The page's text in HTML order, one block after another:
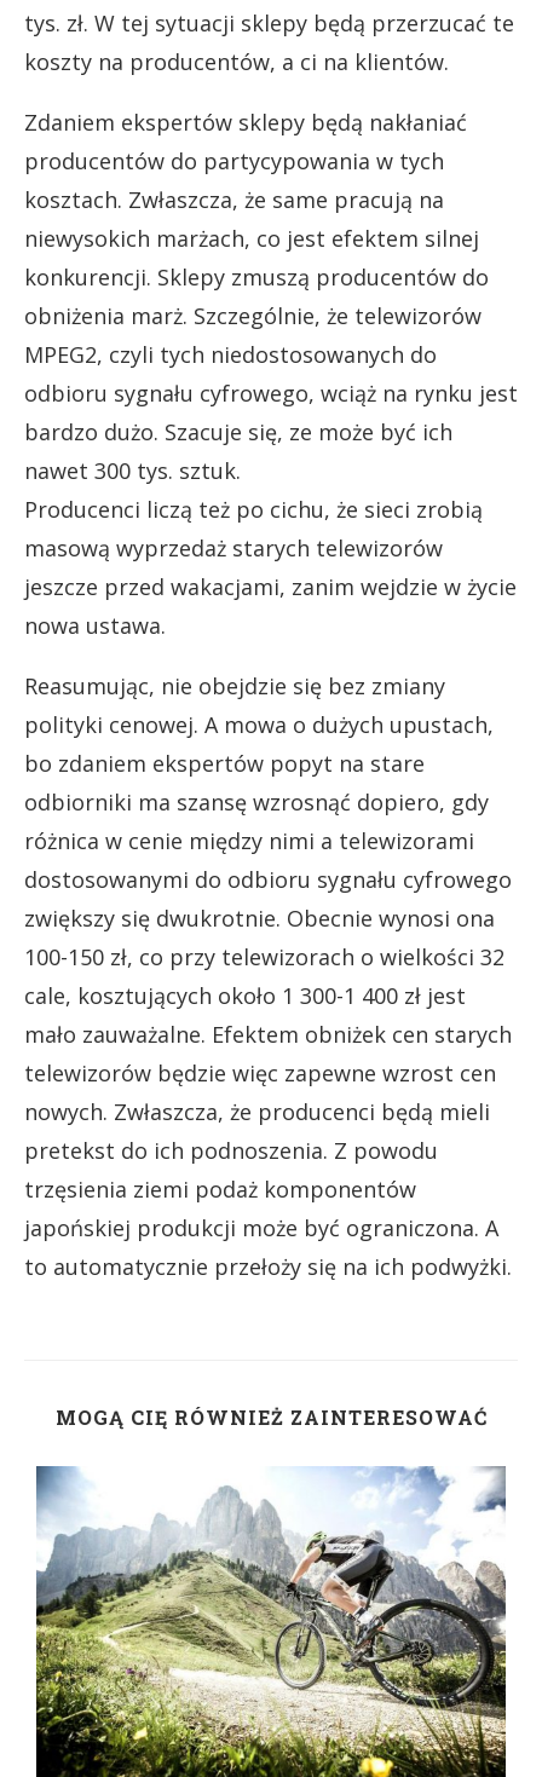
tys. zł. W tej sytuacji sklepy będą przerzucać te
koszty na producentów, a ci na klientów.
Zdaniem ekspertów sklepy będą nakłaniać
producentów do partycypowania w tych
kosztach. Zwłaszcza, że same pracują na
niewysokich marżach, co jest efektem silnej
konkurencji. Sklepy zmuszą producentów do
obniżenia marż. Szczególnie, że telewizorów
MPEG2, czyli tych niedostosowanych do
odbioru sygnału cyfrowego, wciąż na rynku jest
bardzo dużo. Szacuje się, ze może być ich
nawet 300 tys. sztuk.
Producenci liczą też po cichu, że sieci zrobią
masową wyprzedaż starych telewizorów
jeszcze przed wakacjami, zanim wejdzie w życie
nowa ustawa.
Reasumując, nie obejdzie się bez zmiany
polityki cenowej. A mowa o dużych upustach,
bo zdaniem ekspertów popyt na stare
odbiorniki ma szansę wzrosnąć dopiero, gdy
różnica w cenie między nimi a telewizorami
dostosowanymi do odbioru sygnału cyfrowego
zwiększy się dwukrotnie. Obecnie wynosi ona
100-150 zł, co przy telewizorach o wielkości 32
cale, kosztujących około 1 300-1 400 zł jest
mało zauważalne. Efektem obniżek cen starych
telewizorów będzie więc zapewne wzrost cen
nowych. Zwłaszcza, że producenci będą mieli
pretekst do ich podnoszenia. Z powodu
trzęsienia ziemi podaż komponentów
japońskiej produkcji może być ograniczona. A
to automatycznie przełoży się na ich podwyżki.
MOGĄ CIĘ RÓWNIEŻ ZAINTERESOWAĆ